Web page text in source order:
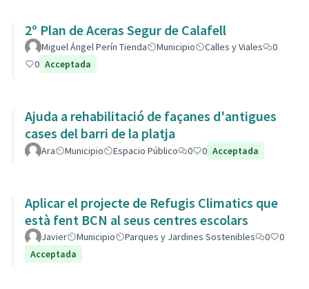
2º Plan de Aceras Segur de Calafell
Miguel Ángel Perín Tienda Municipio Calles y Viales
0
0 Acceptada
Ajuda a rehabilitació de façanes d'antigues
cases del barri de la platja
Ara Municipio Espacio Público 0 0 Acceptada
Aplicar el projecte de Refugis Climatics que
està fent BCN al seus centres escolars
Javier Municipio Parques y Jardines Sostenibles 0
0
Acceptada